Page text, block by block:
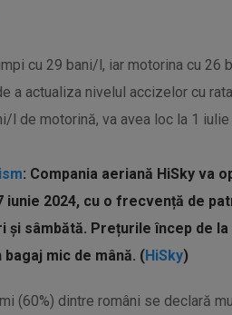
cu 29 bani/l, iar motorina cu 26
a actualiza nivelul accizelor cu
l de motorină, va avea loc la 1 iulie
: Compania aeriană HiSky va
iunie 2024, cu o frecvență de
și sâmbătă. Prețurile încep de
mic de mână. (HiSky)
(60%) dintre români se declară